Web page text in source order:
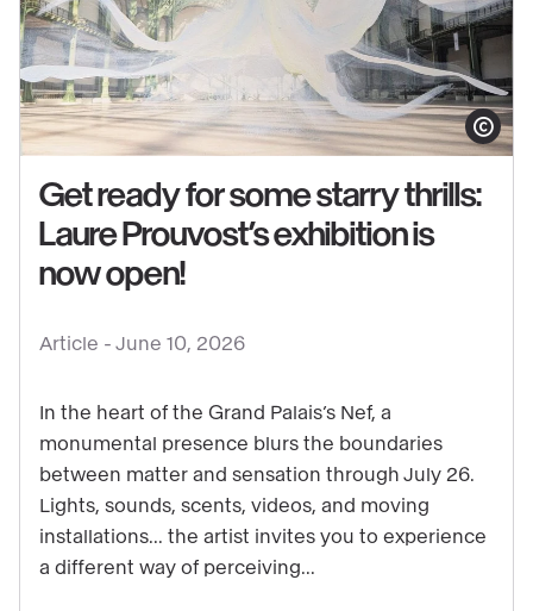
content
for
starry
thrills:
Laure
Show
Get ready for some starry thrills:
Laure Prouvost’s exhibition is
now open!
Article - June 10, 2026
In the heart of the Grand Palais’s Nef, a
monumental presence blurs the boundaries
between matter and sensation through July 26.
Lights, sounds, scents, videos, and moving
installations... the artist invites you to experience
a different way of perceiving...